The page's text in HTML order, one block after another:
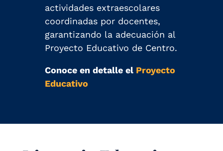
actividades extraescolares
coordinadas por docentes,
garantizando la adecuación al
Proyecto Educativo de Centro.
Conoce en detalle el Proyecto
Educativo